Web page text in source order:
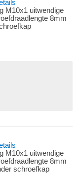
M10x1 uitwendige
8mm
M10x1 uitwendige
8mm
schroefkap